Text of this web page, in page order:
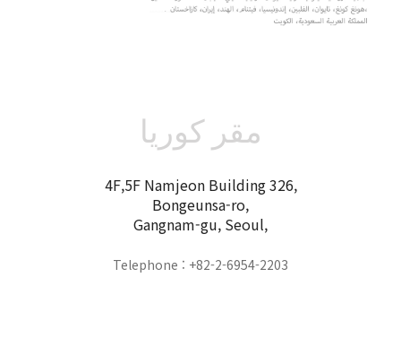
مقر كوريا
4F,5F Namjeon Building 326,
Bongeunsa-ro,
Gangnam-gu, Seoul,
Telephone : +82-2-6954-2203